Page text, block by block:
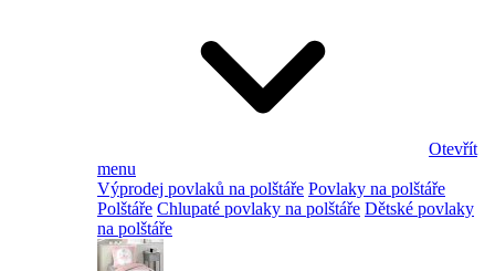
Otevřít
menu
Výprodej povlaků na polštáře Povlaky na polštáře
Polštáře Chlupaté povlaky na polštáře Dětské povlaky
na polštáře